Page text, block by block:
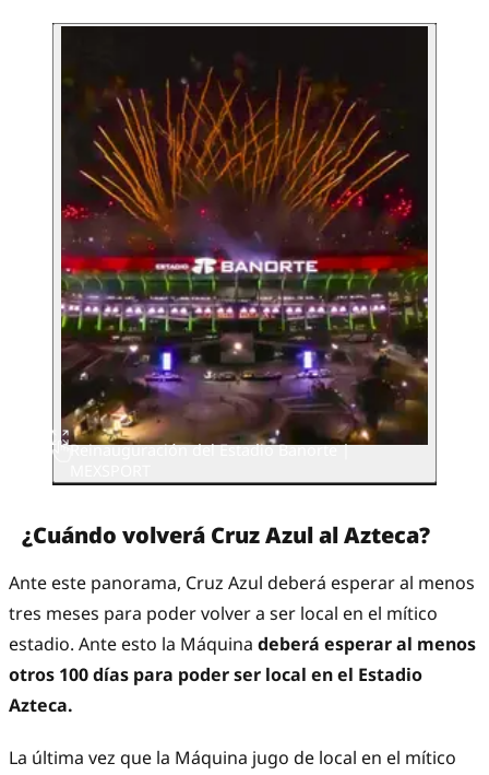
Reinauguración del Estadio Banorte |
¿Cuándo volverá Cruz Azul al Azteca?
Ante este panorama, Cruz Azul deberá esperar al menos
tres meses para poder volver a ser local en el mítico
estadio. Ante esto la Máquina deberá esperar al menos
otros 100 días para poder ser local en el Estadio
Azteca.
La última vez que la Máquina jugo de local en el mítico